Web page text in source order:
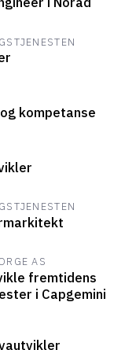
kompetanse
AS
fremtidens
i Capgemini